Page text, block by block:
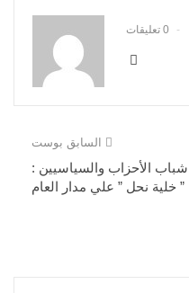
0 تعليقات
السابق بوست
شباب الأحزاب والسياسيين :
” خلية نحل ” علي مدار العام